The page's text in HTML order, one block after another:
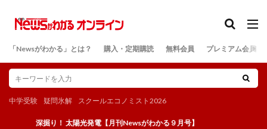
「Newsがわかる」とは？ 購入・定期購読 無料会員 プレミアム会員
中学受験 疑問氷解 スクールエコノミスト2026
深掘り！ 太陽光発電【月刊Newsがわかる９月号】
検索